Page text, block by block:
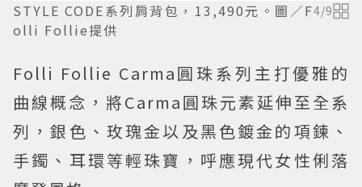
STYLE CODE系列肩背包，13,490元。圖／F
olli Follie提供
4/9
Folli Follie Carma圓珠系列主打優雅的
曲線概念，將Carma圓珠元素延伸至全系
列，銀色、玫瑰金以及黑色鍍金的項鍊、
手鐲、耳環等輕珠寶，呼應現代女性俐落